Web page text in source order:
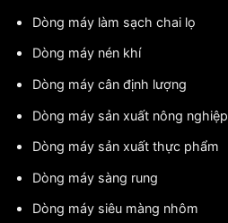
Dòng máy làm sạch chai lọ
Dòng máy nén khí
Dòng máy cân định lượng
Dòng máy sản xuất nông nghiệp
Dòng máy sản xuất thực phẩm
Dòng máy sàng rung
Dòng máy siêu màng nhôm